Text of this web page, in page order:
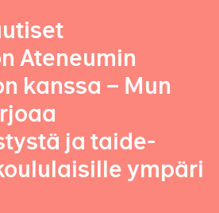
Ateneumin
kanssa – Mun
ja taide-
ympäri